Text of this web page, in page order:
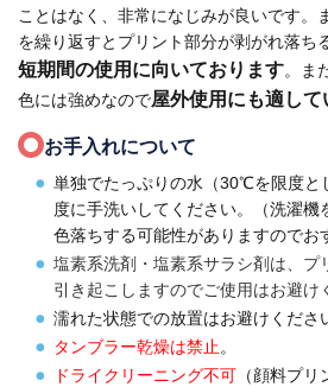
ことはなく、非常になじみが良いです。
を繰り返すとプリント部分が剥がれ落ち
短期間の使用に向いております。ま
色には強めなので屋外使用にも適して
お手入れについて
単独でたっぷりの水（30℃を限度と
度に手洗いしてください。（洗濯機
色落ちする可能性がありますのでお
塩素系洗剤・塩素系サラシ剤は、プ
引き起こしますのでご使用はお避け
濡れた状態での放置はお避けくださ
タンブラー乾燥は禁止 。
ドライクリーニング不可 （顔料プ